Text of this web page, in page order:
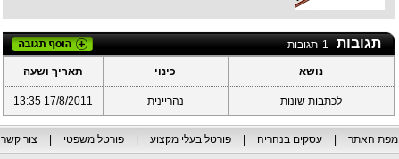
תגובות 1 תגובות
נושא כינוי תאריך ושעה
לכתבות שונות נהריינית 17/8/2011 13:35
מפת האתר עסקים בנהריה פורטל בעלי מקצוע פורטל משפטי
צור קשר